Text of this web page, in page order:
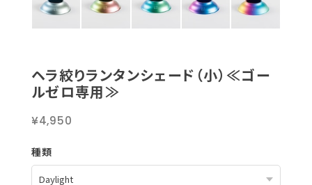
ヘラ絞りランタンシェード（小）≪ゴー
ルゼロ専用≫
¥4,950
種類